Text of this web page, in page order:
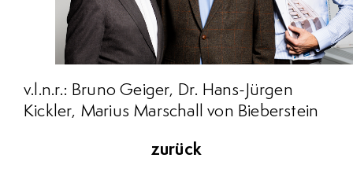
v.l.n.r.: Bruno Geiger, Dr. Hans-Jürgen
Kickler, Marius Marschall von Bieberstein
zurück